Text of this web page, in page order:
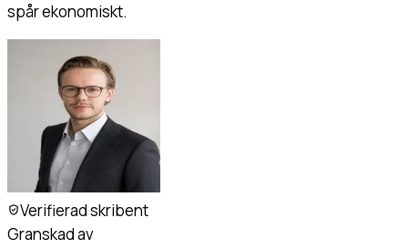
spår ekonomiskt.
Verifierad skribent
Granskad av